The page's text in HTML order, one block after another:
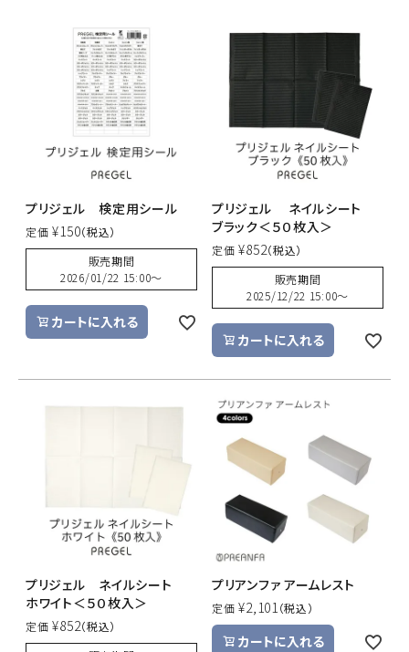
Instagram
ACCOUNT MENU
ようこそ ゲスト 様
新規会員登録
プリジェル 検定用シール
定価 ¥150
販売期間
2026/01/22 15:00〜
カートに入れる
プリジェル ネイルシート
ブラック＜５０枚入＞
定価 ¥852
販売期間
2025/12/22 15:00〜
カートに入れる
プリジェル ネイルシート
ホワイト＜５０枚入＞
定価 ¥852
プリアンファ アームレスト
定価 ¥2,101
カートに入れる